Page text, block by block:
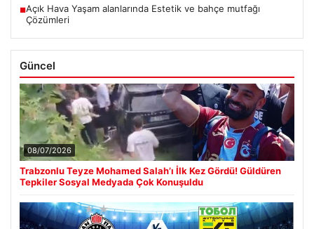
■Açık Hava Yaşam alanlarında Estetik ve bahçe mutfağı
Çözümleri
Güncel
08/07/2026
Trabzonlu Teyze Mohamed Salah’ı İlk Kez Gördü! Güldüren
Tepkiler Sosyal Medyada Çok Konuşuldu